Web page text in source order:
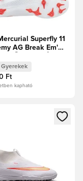
Superfly 11
AG Break Em'
Gyerekek
Ft
kapható
vagy a tagként
egy modált a